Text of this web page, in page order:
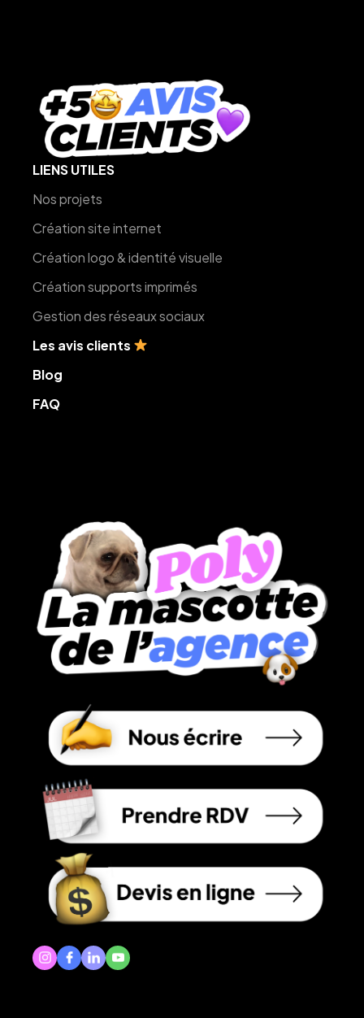
LIENS UTILES
Nos projets
Création site internet
Création logo & identité visuelle
Création supports imprimés
Gestion des réseaux sociaux
Les avis clients
Blog
FAQ